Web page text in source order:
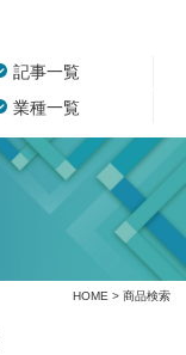
記事一覧
業種一覧
HOME > 商品検索